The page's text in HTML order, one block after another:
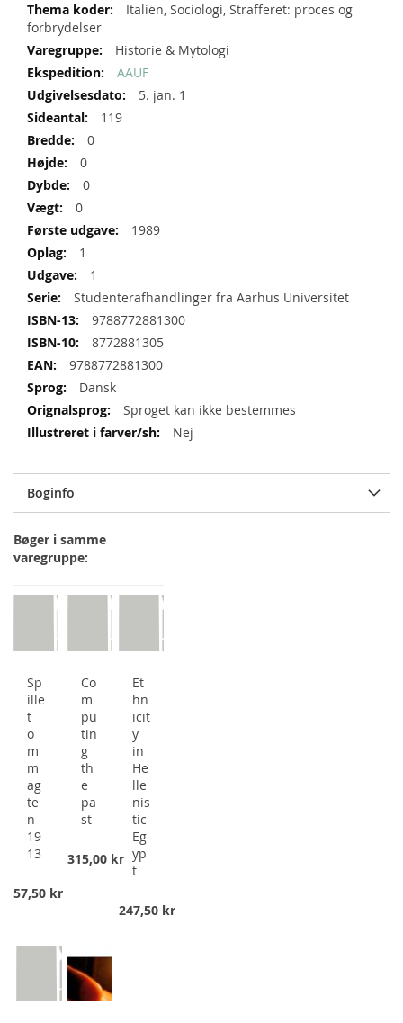
Italien, Sociologi, Strafferet: proces og
forbrydelser
Historie & Mytologi
AAUF
5. jan. 1
119
0
0
0
0
1989
1
1
Studenterafhandlinger fra Aarhus Universitet
9788772881300
8772881305
9788772881300
Dansk
Sproget kan ikke bestemmes
Nej
Boginfo
Bøger i samme
varegruppe:
Sp
ille
t
o
m
m
ag
te
n
19
13
57,50 kr
Co
m
pu
tin
g
th
e
pa
st
315,00 kr
Et
hn
icit
y
in
He
lle
nis
tic
Eg
yp
t
247,50 kr